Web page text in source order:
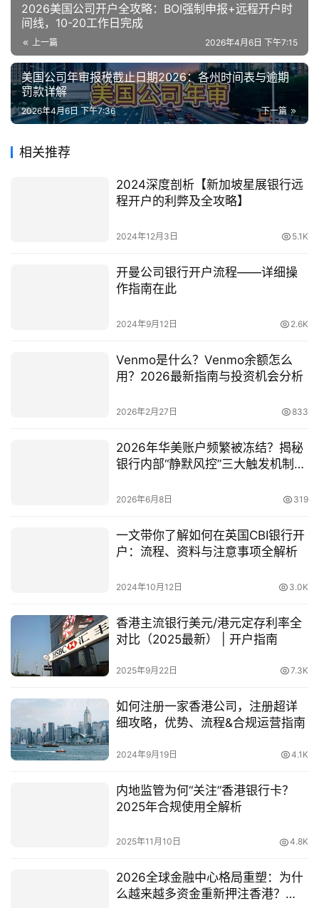
2026美国公司开户全攻略：BOI强制申报+远程开户时
间线，10-20工作日完成
上一篇 2026年4月6日 下午7:15
美国公司年审报税截止日期2026：各州时间表与逾期
罚款详解
下一篇
2026年4月6日 下午7:36
相关推荐
2024深度剖析【新加坡星展银行远
程开户的利弊及全攻略】
2024年12月3日 5.1K
开曼公司银行开户流程——详细操
作指南在此
2024年9月12日 2.6K
Venmo是什么？Venmo余额怎么
用？2026最新指南与投资机会分析
2026年2月27日 833
2026年华美账户频繁被冻结？揭秘
银行内部“静默风控”三大触发机制与
2026年6月8日 319
一文带你了解如何在英国CBI银行开
户：流程、资料与注意事项全解析
2024年10月12日 3.0K
香港主流银行美元/港元定存利率全
对比（2025最新） | 开户指南
2025年9月22日 7.3K
如何注册一家香港公司，注册超详
细攻略，优势、流程&合规运营指南
2024年9月19日 4.1K
内地监管为何“关注”香港银行卡？
2025年合规使用全解析
2025年11月10日 4.8K
2026全球金融中心格局重塑：为什
么越来越多资金重新押注香港？